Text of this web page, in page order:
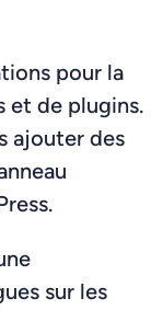
pour la
et de plugins.
ajouter des
sur les